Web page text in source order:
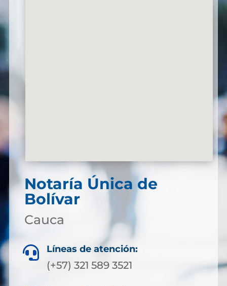
Notaría Única de
Bolívar
Cauca
 Líneas de atención:
(+57) 321 589 3521